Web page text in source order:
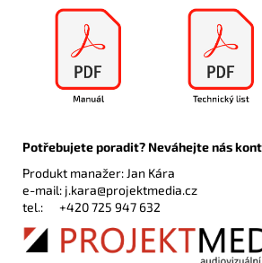
Potřebujete poradit? Neváhejte nás
Produkt manažer: Jan Kára
e-mail: j.kara@projektmedia.cz
tel.: +420 725 947 632